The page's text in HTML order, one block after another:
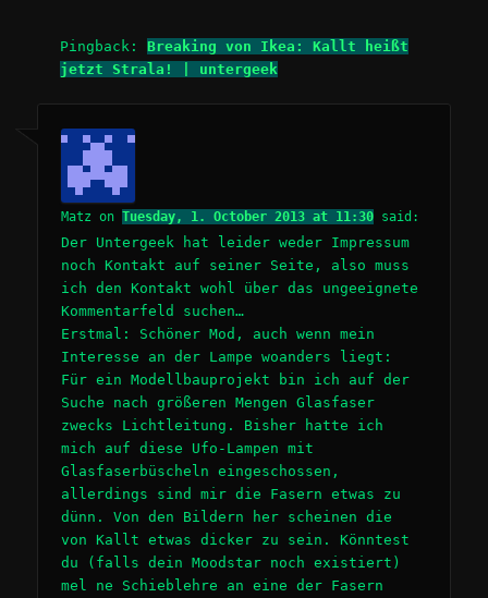
Pingback:Breaking von Ikea: Kallt heißt
jetzt Strala! | untergeek
Matz onTuesday, 1. October 2013 at 11:30 said:
Der Untergeek hat leider weder Impressum
noch Kontakt auf seiner Seite, also muss
ich den Kontakt wohl über das ungeeignete
Kommentarfeld suchen…
Erstmal: Schöner Mod, auch wenn mein
Interesse an der Lampe woanders liegt:
Für ein Modellbauprojekt bin ich auf der
Suche nach größeren Mengen Glasfaser
zwecks Lichtleitung. Bisher hatte ich
mich auf diese Ufo-Lampen mit
Glasfaserbüscheln eingeschossen,
allerdings sind mir die Fasern etwas zu
dünn. Von den Bildern her scheinen die
von Kallt etwas dicker zu sein. Könntest
du (falls dein Moodstar noch existiert)
mel ne Schieblehre an eine der Fasern